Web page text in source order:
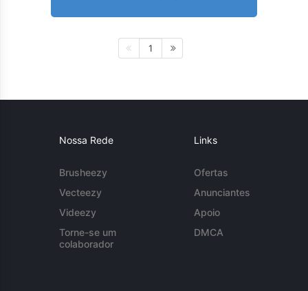
1
Nossa Rede
Brusheezy
Vecteezy
Videezy
Torne-se um
colaborador
Links
Ofertas
Anunciantes
Apoio
DMCA